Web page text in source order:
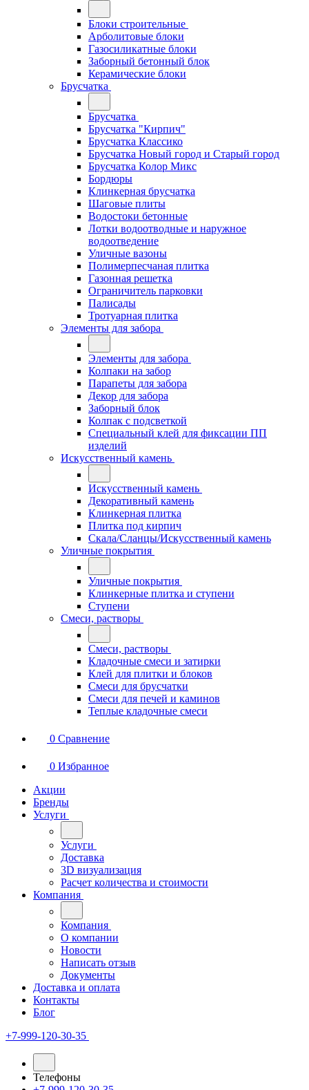
Блоки строительные
Арболитовые блоки
Газосиликатные блоки
Заборный бетонный блок
Керамические блоки
Брусчатка
Брусчатка
Брусчатка "Кирпич"
Брусчатка Классико
Брусчатка Новый город и Старый город
Брусчатка Колор Микс
Бордюры
Клинкерная брусчатка
Шаговые плиты
Водостоки бетонные
Лотки водоотводные и наружное
водоотведение
Уличные вазоны
Полимерпесчаная плитка
Газонная решетка
Ограничитель парковки
Палисады
Тротуарная плитка
Элементы для забора
Элементы для забора
Колпаки на забор
Парапеты для забора
Декор для забора
Заборный блок
Колпак с подсветкой
Специальный клей для фиксации ПП
изделий
Искусственный камень
Искусственный камень
Декоративный камень
Клинкерная плитка
Плитка под кирпич
Скала/Сланцы/Искусственный камень
Уличные покрытия
Уличные покрытия
Клинкерные плитка и ступени
Ступени
Смеси, растворы
Смеси, растворы
Кладочные смеси и затирки
Клей для плитки и блоков
Смеси для брусчатки
Смеси для печей и каминов
Теплые кладочные смеси
0 Сравнение
0 Избранное
Акции
Бренды
Услуги
Услуги
Доставка
3D визуализация
Расчет количества и стоимости
Компания
Компания
О компании
Новости
Написать отзыв
Документы
Доставка и оплата
Контакты
Блог
+7-999-120-30-35
Телефоны